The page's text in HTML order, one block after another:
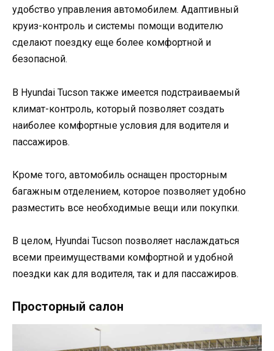
удобство управления автомобилем. Адаптивный
круиз-контроль и системы помощи водителю
сделают поездку еще более комфортной и
безопасной.
В Hyundai Tucson также имеется подстраиваемый
климат-контроль, который позволяет создать
наиболее комфортные условия для водителя и
пассажиров.
Кроме того, автомобиль оснащен просторным
багажным отделением, которое позволяет удобно
разместить все необходимые вещи или покупки.
В целом, Hyundai Tucson позволяет наслаждаться
всеми преимуществами комфортной и удобной
поездки как для водителя, так и для пассажиров.
Просторный салон